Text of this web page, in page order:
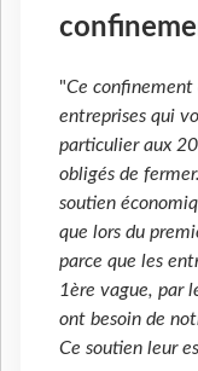
"Ce confinement
entreprises qui
particulier aux
obligés de
soutien
que lors du
parce que les
1ère vague, par
ont besoin de
Ce soutien leur